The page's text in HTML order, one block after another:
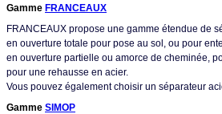
Gamme FRANCEAUX
FRANCEAUX propose une gamme étendue de
en ouverture totale pour pose au sol, ou pour
en ouverture partielle ou amorce de cheminée,
pour une rehausse en acier.
Vous pouvez également choisir un séparateur
Gamme SIMOP